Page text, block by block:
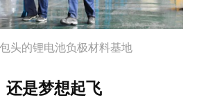
头的锂电池负极材料基地
是梦想起飞